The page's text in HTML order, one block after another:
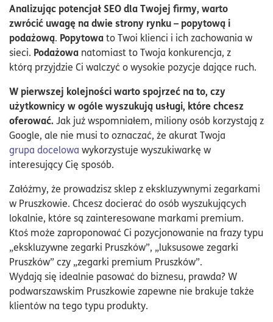
Analizując potencjał SEO dla Twojej firmy, warto
zwrócić uwagę na dwie strony rynku – popytową i
podażową. Popytowato Twoi klienci i ich zachowania w
sieci. Podażowa natomiast to Twoja konkurencja, z
którą przyjdzie Ci walczyć o wysokie pozycje dające ruch.
W pierwszej kolejności warto spojrzeć na to, czy
użytkownicy w ogóle wyszukują usługi, które chcesz
oferować.Jak już wspomniałem, miliony osób korzystają z
Google, ale nie musi to oznaczać, że akurat Twoja
grupa docelowa wykorzystuje wyszukiwarkę w
interesujący Cię sposób.
Załóżmy, że prowadzisz sklep z ekskluzywnymi zegarkami
w Pruszkowie. Chcesz docierać do osób wyszukujących
lokalnie, które są zainteresowane markami premium.
Ktoś może zaproponować Ci pozycjonowanie na frazy typu
„ekskluzywne zegarki Pruszków”, „luksusowe zegarki
Pruszków” czy „zegarki premium Pruszków”.
Wydają się idealnie pasować do biznesu, prawda? W
podwarszawskim Pruszkowie zapewne nie brakuje także
klientów na tego typu produkty.